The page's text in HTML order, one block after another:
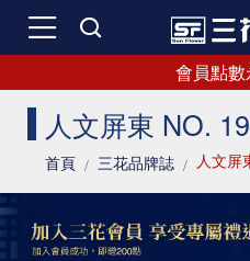
會員點
SF 三花棉業
人文屏東 NO. 19
首頁 三花品牌誌 人文屏